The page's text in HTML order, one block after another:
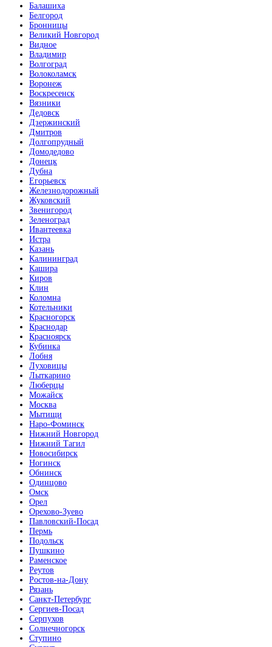
Балашиха
Белгород
Бронницы
Великий Новгород
Видное
Владимир
Волгоград
Волоколамск
Воронеж
Воскресенск
Вязники
Дедовск
Дзержинский
Дмитров
Долгопрудный
Домодедово
Донецк
Дубна
Егорьевск
Железнодорожный
Жуковский
Звенигород
Зеленоград
Ивантеевка
Истра
Казань
Калининград
Кашира
Киров
Клин
Коломна
Котельники
Красногорск
Краснодар
Красноярск
Кубинка
Лобня
Луховицы
Лыткарино
Люберцы
Можайск
Москва
Мытищи
Наро-Фоминск
Нижний Новгород
Нижний Тагил
Новосибирск
Ногинск
Обнинск
Одинцово
Омск
Орел
Орехово-Зуево
Павловский-Посад
Пермь
Подольск
Пушкино
Раменское
Реутов
Ростов-на-Дону
Рязань
Санкт-Петербург
Сергиев-Посад
Серпухов
Солнечногорск
Ступино